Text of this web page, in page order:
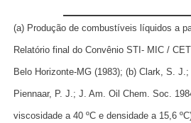
(a) Produção de combustíveis líquidos a
Relatório final do Convênio STI- MIC /
Belo Horizonte-MG (1983); (b) Clark, S.
Piennaar, P. J.; J. Am. Oil Chem. Soc.
viscosidade a 40 ºC e densidade a 15,6